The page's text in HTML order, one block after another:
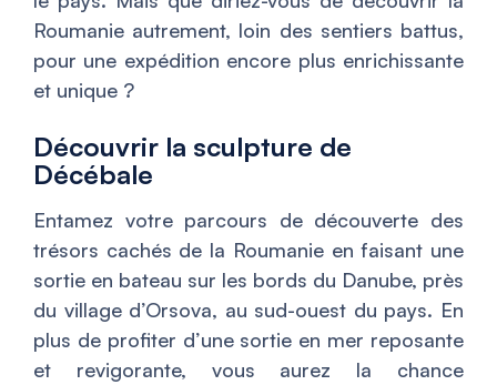
Roumanie autrement, loin des sentiers battus,
pour une expédition encore plus enrichissante
et unique ?
Découvrir la sculpture de
Décébale
Entamez votre parcours de découverte des
trésors cachés de la Roumanie en faisant une
sortie en bateau sur les bords du Danube, près
du village d’Orsova, au sud-ouest du pays. En
plus de profiter d’une sortie en mer reposante
et revigorante, vous aurez la chance